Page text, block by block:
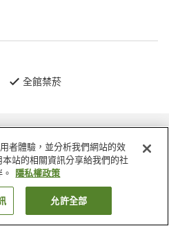
全館禁菸
Xingzheng Village
客房
者體驗，並分析我們網站的效
站的相關資訊分享給我們的社
隱私權政策
允許全部